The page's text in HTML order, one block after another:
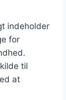
indeholder
for
til
at